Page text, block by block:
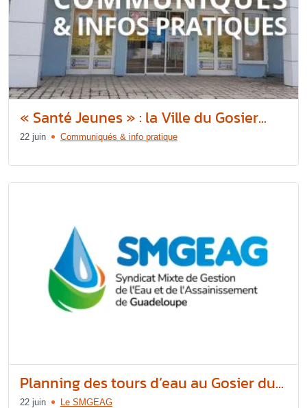
« Santé Jeunes » : la Ville du Gosier...
22 juin Communiqués & info pratique
Planning des tours d’eau au Gosier du...
22 juin Le SMGEAG